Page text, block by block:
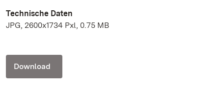
Technische Daten
JPG, 2600x1734 Pxl, 0.75 MB
Download